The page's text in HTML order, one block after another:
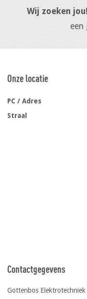
Wij zoeken
een
Onze locatie
PC / Adres
Straal
Contactgegevens
Gottenbos Elektrotechniek